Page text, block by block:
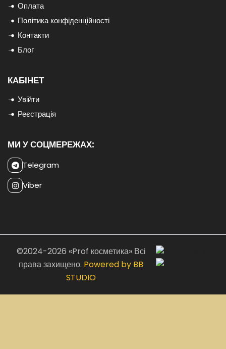
Оплата
Політика конфіденційності
Контакти
Блог
КАБІНЕТ
Увійти
Реєстрація
МИ У СОЦМЕРЕЖАХ:
Telegram
Viber
©2024-2026 «Prof косметика» Всі
права захищено. Powered by BB
STUDIO